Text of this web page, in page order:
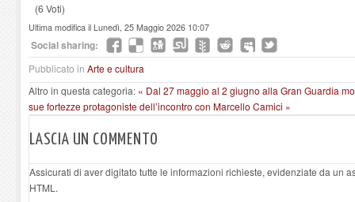
(6 Voti)
Ultima modifica il Lunedì, 25 Maggio 2026 10:07
Social sharing:
Pubblicato in Arte e cultura
Altro in questa categoria: « Dal 27 maggio al 2 giugno alla Gran Guardia
sue fortezze protagoniste dell’incontro con Marcello Camici »
LASCIA UN COMMENTO
Assicurati di aver digitato tutte le informazioni richieste, evidenziate da un
HTML.